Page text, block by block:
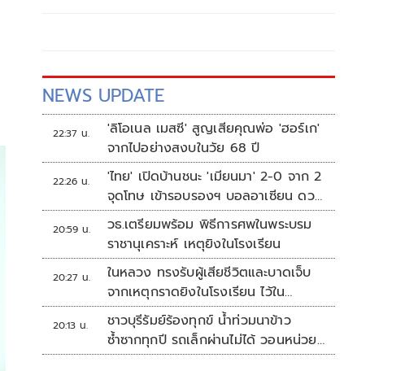
NEWS UPDATE
22:37 น.
'ลิโอเนล เมสซี' สูญเสียคุณพ่อ 'ฮอร์เก'
จากไปอย่างสงบในวัย 68 ปี
22:26 น.
'ไทย' เปิดบ้านชนะ 'เมียนมา' 2-0 จาก 2
จุดโทษ เข้ารอบรองฯ บอลอาเซียน ดวล
'สิงคโปร์'
20:59 น.
วธ.เตรียมพร้อม พิธีการศพในพระบรม
ราชานุเคราะห์ เหตุยิงในโรงเรียน
20:27 น.
ในหลวง ทรงรับผู้เสียชีวิตและบาดเจ็บ
จากเหตุกราดยิงในโรงเรียน ไว้ใน
พระบรมราชานุเคราะห์
20:13 น.
ชาวบุรีรัมย์ร้องทุกข์ น้ำท่วมนาข้าว
ซ้ำซากทุกปี รถเล็กผ่านไม่ได้ วอนหน่วย
งานเร่งแก้ไข